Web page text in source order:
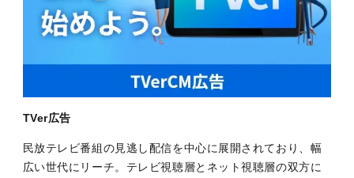
TVer広告
民放テレビ番組の見逃し配信を中心に展開されており、幅
広い世代にリーチ。テレビ視聴層とネット視聴層の双方に